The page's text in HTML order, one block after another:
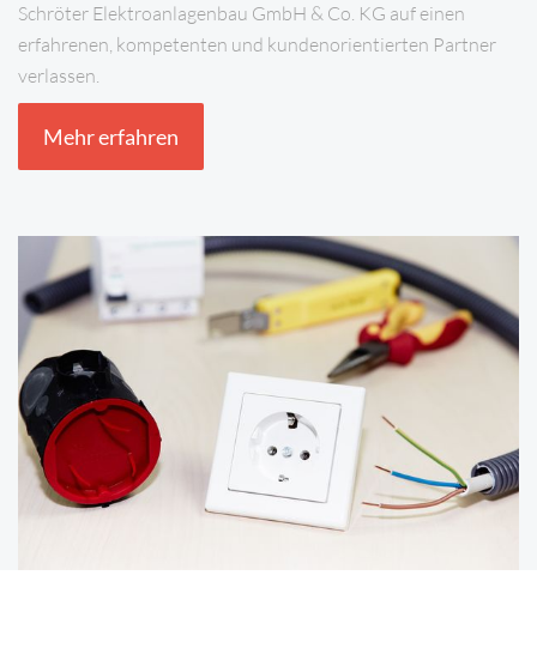
Schröter Elektroanlagenbau GmbH & Co. KG auf einen
erfahrenen, kompetenten und kundenorientierten Partner
verlassen.
Mehr erfahren